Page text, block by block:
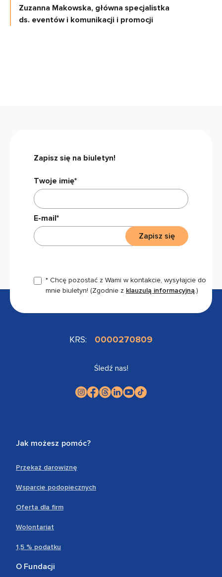
Zuzanna Makowska, główna specjalistka
ds. eventów i komunikacji i promocji
Zapisz się na biuletyn!
Twoje imię*
E-mail*
* Chcę pozostać z Wami w kontakcie, wysyłajcie do
mnie biuletyn! (Zgodnie z klauzulą informacyjną.)
Zapisz się
KRS: 0000270809
Śledź nas!
Jak możesz pomóc?
Przekaż darowiznę
Wsparcie podopiecznych
Oferta dla firm
Wolontariat
1,5 % podatku
O Fundacji